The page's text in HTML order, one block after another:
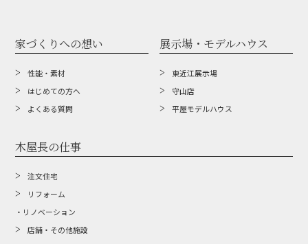
家づくりへの想い
性能・素材
はじめての方へ
よくある質問
展示場・モデルハウス
東近江展示場
守山店
平屋モデルハウス
木屋長の仕事
注文住宅
リフォーム
・リノベーション
店舗・その他施設